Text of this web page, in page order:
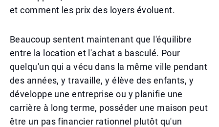
et comment les prix des loyers évoluent.
Beaucoup sentent maintenant que l'équilibre
entre la location et l'achat a basculé. Pour
quelqu'un qui a vécu dans la même ville pendant
des années, y travaille, y élève des enfants, y
développe une entreprise ou y planifie une
carrière à long terme, posséder une maison peut
être un pas financier rationnel plutôt qu'un